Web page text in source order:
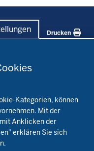
Kategorien, können
Mit der
Anklicken der
erklären Sie sich
Drucken